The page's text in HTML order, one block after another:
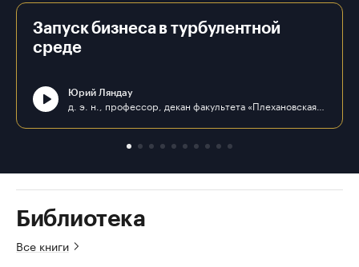
Запуск бизнеса в турбулентной
среде
Юрий Ляндау
Библиотека
Все книги